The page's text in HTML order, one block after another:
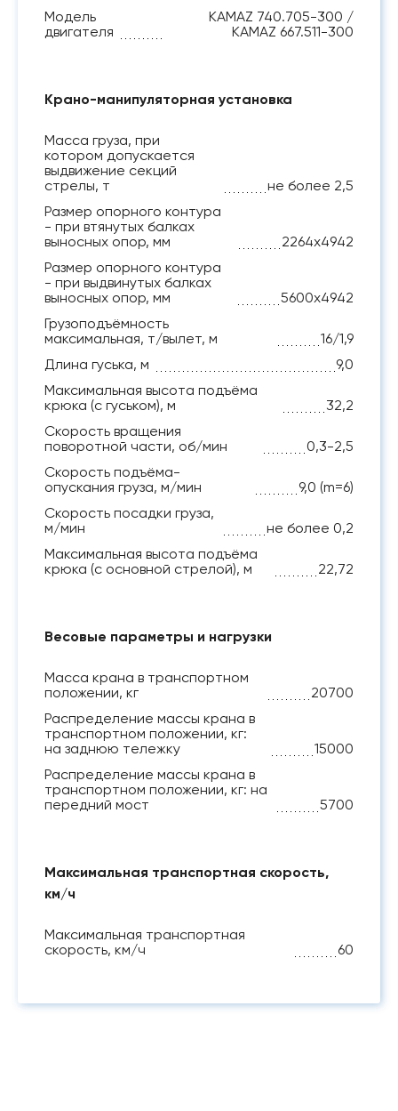
Модель
двигателя
КАМАZ 740.705-300 /
КАМАZ 667.511-300
Крано-манипуляторная установка
Масса груза, при
котором допускается
выдвижение секций
стрелы, т
не более 2,5
Размер опорного контура
- при втянутых балках
выносных опор, мм
2264х4942
Размер опорного контура
- при выдвинутых балках
выносных опор, мм
5600х4942
Грузоподъёмность
максимальная, т/вылет, м
16/1,9
Длина гуська, м
9,0
Максимальная высота подъёма
крюка (с гуськом), м
32,2
Скорость вращения
поворотной части, об/мин
0,3-2,5
Скорость подъёма-
опускания груза, м/мин
9,0 (m=6)
Скорость посадки груза,
м/мин
не более 0,2
Максимальная высота подъёма
крюка (с основной стрелой), м
22,72
Весовые параметры и нагрузки
Масса крана в транспортном
положении, кг
20700
Распределение массы крана в
транспортном положении, кг:
на заднюю тележку
15000
Распределение массы крана в
транспортном положении, кг: на
передний мост
5700
Максимальная транспортная скорость,
км/ч
Максимальная транспортная
скорость, км/ч
60